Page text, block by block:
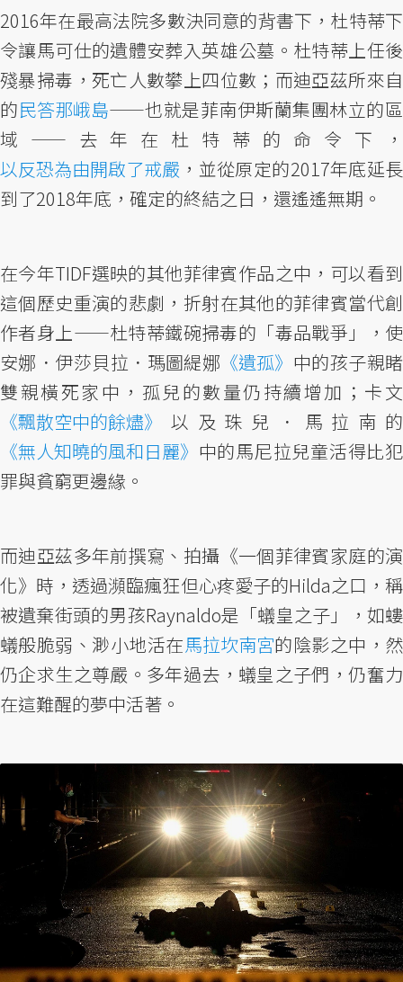
2016年在最高法院多數決同意的背書下，杜特蒂下
令讓馬可仕的遺體安葬入英雄公墓。杜特蒂上任後
殘暴掃毒，死亡人數攀上四位數；而迪亞茲所來自
的民答那峨島——也就是菲南伊斯蘭集團林立的區
域——去年在杜特蒂的命令下，
以反恐為由開啟了戒嚴 ，並從原定的2017年底延長
到了2018年底，確定的終結之日，還遙遙無期。
在今年TIDF選映的其他菲律賓作品之中，可以看到
這個歷史重演的悲劇，折射在其他的菲律賓當代創
作者身上——杜特蒂鐵碗掃毒的「毒品戰爭」，使
安娜．伊莎貝拉．瑪圖緹娜 《遺孤》 中的孩子親睹
雙親橫死家中，孤兒的數量仍持續增加；卡文
《飄散空中的餘燼》
以及珠兒．馬拉南的
《無人知曉的風和日麗》 中的馬尼拉兒童活得比犯
罪與貧窮更邊緣。
而迪亞茲多年前撰寫、拍攝《一個菲律賓家庭的演
化》時，透過瀕臨瘋狂但心疼愛子的Hilda之口，稱
被遺棄街頭的男孩Raynaldo是「蟻皇之子」，如螻
蟻般脆弱、渺小地活在馬拉坎南宮的陰影之中，然
仍企求生之尊嚴。多年過去，蟻皇之子們，仍奮力
在這難醒的夢中活著。